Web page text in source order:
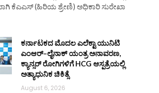
ಕೆಎಎಸ್ (ಹಿರಿಯ ಶ್ರೇಣಿ) ಅಧಿಕಾರಿ ಸುರೇಖಾ
ಕರ್ನಾಟಕದ ಮೊದಲ ಎಲೆಕ್ಟಾ ಯುನಿಟಿ
ಎಂಆರ್–ಲೈನಾಕ್ ಯಂತ್ರ ಅನಾವರಣ,
ಕ್ಯಾನ್ಸರ್ ರೋಗಿಗಳಿಗೆ HCG ಆಸ್ಪತ್ರೆಯಲ್ಲಿ
ಅತ್ಯಾಧುನಿಕ ಚಿಕಿತ್ಸೆ
August 6, 2026